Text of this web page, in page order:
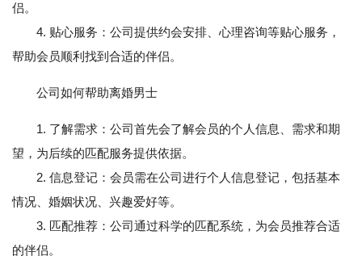
侣。
4. 贴心服务：公司提供约会安排、心理咨询等贴心服务，
帮助会员顺利找到合适的伴侣。
公司如何帮助离婚男士
1. 了解需求：公司首先会了解会员的个人信息、需求和期
望，为后续的匹配服务提供依据。
2. 信息登记：会员需在公司进行个人信息登记，包括基本
情况、婚姻状况、兴趣爱好等。
3. 匹配推荐：公司通过科学的匹配系统，为会员推荐合适
的伴侣。